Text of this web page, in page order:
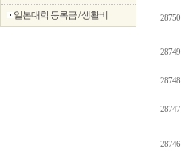
일본대학 등록금 / 생활비
28750
28749
28748
28747
28746